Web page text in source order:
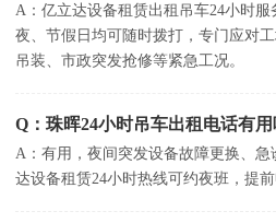
A：亿立达设备租赁出租吊车24小时
夜、节假日均可随时拨打，专门应对
吊装、市政突发抢修等紧急工况。
Q：珠晖24小时吊车出租电话有用
A：有用，夜间突发设备故障更换、
达设备租赁24小时热线可约夜班，提